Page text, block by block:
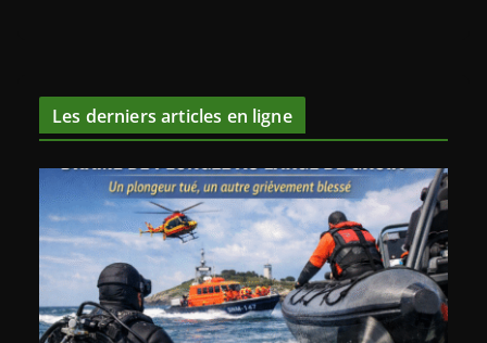
Les derniers articles en ligne